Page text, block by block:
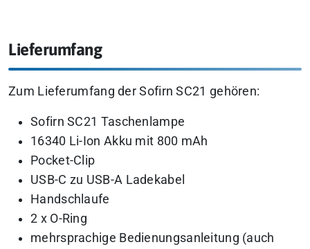
Lieferumfang
Zum Lieferumfang der Sofirn SC21 gehören:
Sofirn SC21 Taschenlampe
16340 Li-Ion Akku mit 800 mAh
Pocket-Clip
USB-C zu USB-A Ladekabel
Handschlaufe
2 x O-Ring
mehrsprachige Bedienungsanleitung (auch